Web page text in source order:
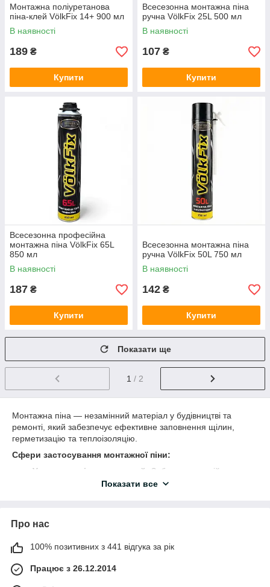
Монтажна поліуретанова
піна-клей VölkFix 14+ 900 мл
В наявності
189 ₴
Купити
Всесезонна монтажна піна
ручна VölkFix 25L 500 мл
В наявності
107 ₴
Купити
Всесезонна професійна
монтажна піна VölkFix 65L
850 мл
В наявності
187 ₴
Купити
Всесезонна монтажна піна
ручна VölkFix 50L 750 мл
В наявності
142 ₴
Купити
Показати ще
1 / 2
Монтажна піна — незамінний матеріал у будівництві та
ремонті, який забезпечує ефективне заповнення щілин,
герметизацію та теплоізоляцію.
Сфери застосування монтажної піни:
Установка вікон та дверей:
Забезпечує надійну
фіксацію та герметизацію рам у прорізах.
конструкціями.
властивості приміщень, знижуючи тепловтрати та
Показати все
Про нас
100% позитивних з 441 відгука за рік
Працює з 26.12.2014